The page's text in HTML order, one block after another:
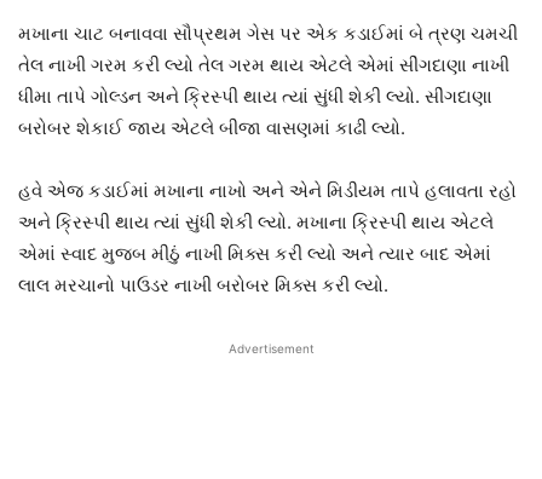
મખાના ચાટ બનાવવા સૌપ્રથમ ગેસ પર એક કડાઈમાં બે ત્રણ ચમચી
તેલ નાખી ગરમ કરી લ્યો તેલ ગરમ થાય એટલે એમાં સીંગદાણા નાખી
ધીમા તાપે ગોલ્ડન અને ક્રિસ્પી થાય ત્યાં સુંધી શેકી લ્યો. સીંગદાણા
બરોબર શેકાઈ જાય એટલે બીજા વાસણમાં કાઢી લ્યો.
હવે એજ કડાઈમાં મખાના નાખો અને એને મિડીયમ તાપે હલાવતા રહો
અને ક્રિસ્પી થાય ત્યાં સુંધી શેકી લ્યો. મખાના ક્રિસ્પી થાય એટલે
એમાં સ્વાદ મુજબ મીઠું નાખી મિક્સ કરી લ્યો અને ત્યાર બાદ એમાં
લાલ મરચાનો પાઉડર નાખી બરોબર મિક્સ કરી લ્યો.
Advertisement